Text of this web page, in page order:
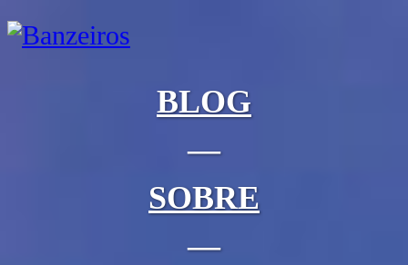
BLOG
—
SOBRE
—